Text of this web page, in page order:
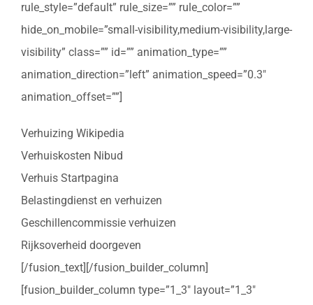
rule_style=”default” rule_size=”” rule_color=””
hide_on_mobile=”small-visibility,medium-visibility,large-
visibility” class=”” id=”” animation_type=””
animation_direction=”left” animation_speed=”0.3″
animation_offset=””]
Verhuizing Wikipedia
Verhuiskosten Nibud
Verhuis Startpagina
Belastingdienst en verhuizen
Geschillencommissie verhuizen
Rijksoverheid doorgeven
[/fusion_text][/fusion_builder_column]
[fusion_builder_column type=”1_3″ layout=”1_3″